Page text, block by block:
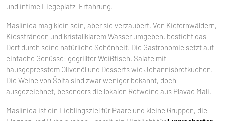
und intime Liegeplatz-Erfahrung.
Maslinica mag klein sein, aber sie verzaubert. Von Kiefernwäldern,
Kiesstränden und kristallklarem Wasser umgeben, besticht das
Dorf durch seine natürliche Schönheit. Die Gastronomie setzt auf
einfache Genüsse: gegrillter Weißfisch, Salate mit
hausgepresstem Olivenöl und Desserts wie Johannisbrotkuchen.
Die Weine von Šolta sind zwar weniger bekannt, doch
ausgezeichnet, besonders die lokalen Rotweine aus Plavac Mali.
Maslinica ist ein Lieblingsziel für Paare und kleine Gruppen, die